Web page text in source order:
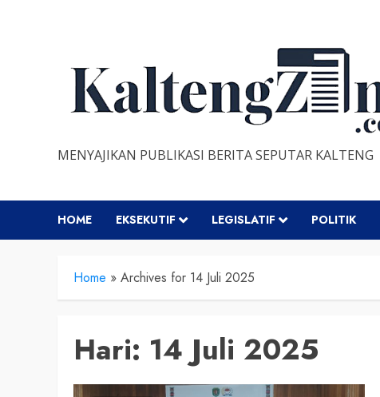
MENYAJIKAN PUBLIKASI BERITA SEPUTAR KALTENG
HOME EKSEKUTIF LEGISLATIF POLITIK
Home » Archives for 14 Juli 2025
Hari: 14 Juli 2025